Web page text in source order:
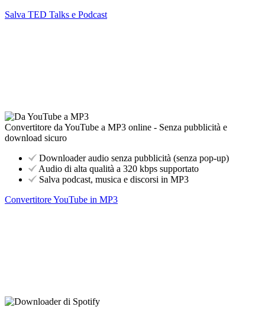
Salva TED Talks e Podcast
Convertitore da YouTube a MP3 online - Senza pubblicità e
download sicuro
Downloader audio senza pubblicità (senza pop-up)
Audio di alta qualità a 320 kbps supportato
Salva podcast, musica e discorsi in MP3
Convertitore YouTube in MP3